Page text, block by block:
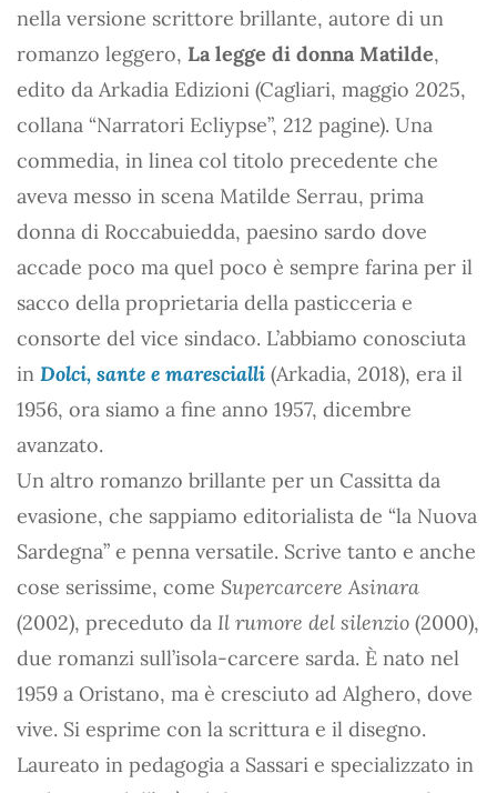
nella versione scrittore brillante, autore di un
romanzo leggero, La legge di donna Matilde,
edito da Arkadia Edizioni (Cagliari, maggio 2025,
collana “Narratori Ecliypse”, 212 pagine). Una
commedia, in linea col titolo precedente che
aveva messo in scena Matilde Serrau, prima
donna di Roccabuiedda, paesino sardo dove
accade poco ma quel poco è sempre farina per il
sacco della proprietaria della pasticceria e
consorte del vice sindaco. L’abbiamo conosciuta
in Dolci, sante e marescialli (Arkadia, 2018), era il
1956, ora siamo a fine anno 1957, dicembre
avanzato.
Un altro romanzo brillante per un Cassitta da
evasione, che sappiamo editorialista de “la Nuova
Sardegna” e penna versatile. Scrive tanto e anche
cose serissime, come Supercarcere Asinara
(2002), preceduto da Il rumore del silenzio (2000),
due romanzi sull’isola-carcere sarda. È nato nel
1959 a Oristano, ma è cresciuto ad Alghero, dove
vive. Si esprime con la scrittura e il disegno.
Laureato in pedagogia a Sassari e specializzato in